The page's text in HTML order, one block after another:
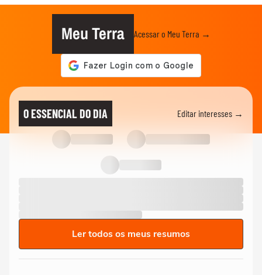
Meu Terra Acessar o Meu Terra →
O ESSENCIAL DO DIA Editar interesses →
Ler todos os meus resumos